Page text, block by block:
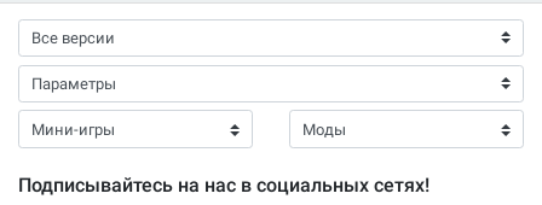
Подписывайтесь на нас в социальных сетях!